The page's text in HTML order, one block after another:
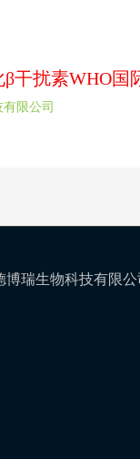
干扰素WHO国
限公司
博瑞生物科技有限